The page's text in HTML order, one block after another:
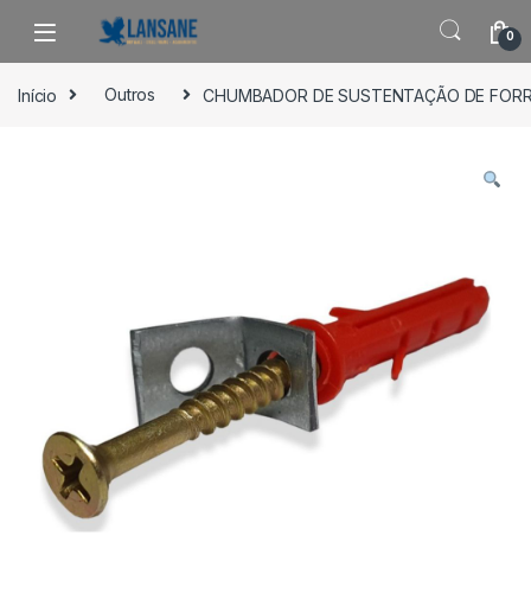
Saltar para navegação
Pular para o conteúdo
0
Início Outros CHUMBADOR DE SUSTENTAÇÃO DE